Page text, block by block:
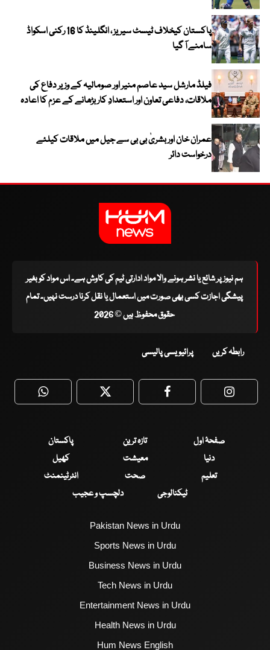
پاکستان کیخلاف ٹیسٹ سیریز ، انگلینڈ کا 16 رکنی اسکواڈ
سامنے آ گیا
فیلڈ مارشل سید عاصم منیر اور صومالیہ کے وزیر دفاع کی
ملاقات، دفاعی تعاون اور استعدادِ کار بڑھانے کے عزم کا اعادہ
عمران خان اور بشریٰ بی بی سے جیل میں ملاقات کیلئے
درخواست دائر
ہم نیوز پر شائع یا نشر ہونے والا مواد ادارتی ٹیم کی کاوش ہے۔ اس مواد کو بغیر
پیشگی اجازت کسی بھی صورت میں استعمال یا نقل کرنا درست نہیں۔ تمام
حقوق محفوظ ہیں © 2026
رابطہ کریں پرائیویسی پالیسی
WhatsApp Twitter Facebook
صفحۂ اول تازہ ترین
پاکستان
دنیا
معیشت
کھیل
تعلیم
صحت
انٹرٹینمنٹ
ٹیکنالوجی
دلچسپ و عجیب
Pakistan News in Urdu
Sports News in Urdu
Business News in Urdu
Tech News in Urdu
Entertainment News in Urdu
Health News in Urdu
Hum News English